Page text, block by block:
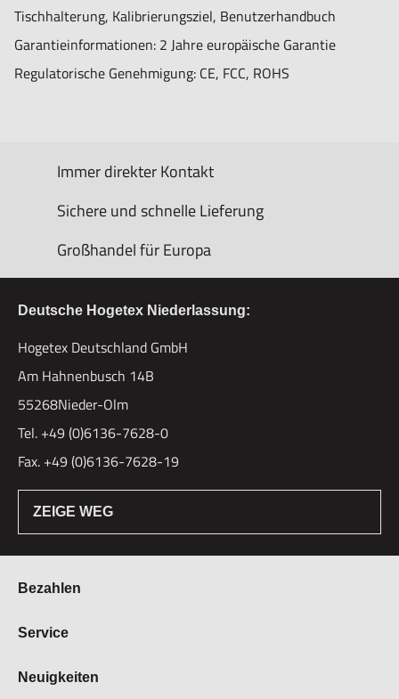
Tischhalterung, Kalibrierungsziel, Benutzerhandbuch
Garantieinformationen: 2 Jahre europäische Garantie
Regulatorische Genehmigung: CE, FCC, ROHS
Immer direkter Kontakt
Sichere und schnelle Lieferung
Großhandel für Europa
Deutsche Hogetex Niederlassung:
Hogetex Deutschland GmbH
Am Hahnenbusch 14B
55268Nieder-Olm
Tel. +49 (0)6136-7628-0
Fax. +49 (0)6136-7628-19
ZEIGE WEG
Bezahlen
Bestellung & Zahlung
Vertrag widerrufen
Service
Über Hogetex
Neuigkeiten